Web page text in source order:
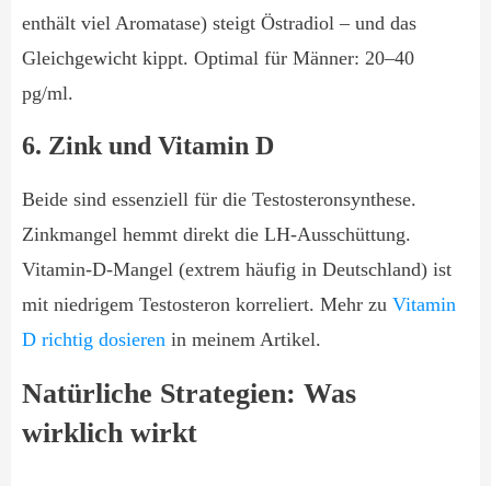
enthält viel Aromatase) steigt Östradiol – und das
Gleichgewicht kippt. Optimal für Männer: 20–40
pg/ml.
6. Zink und Vitamin D
Beide sind essenziell für die Testosteronsynthese.
Zinkmangel hemmt direkt die LH-Ausschüttung.
Vitamin-D-Mangel (extrem häufig in Deutschland) ist
mit niedrigem Testosteron korreliert. Mehr zu Vitamin
D richtig dosieren in meinem Artikel.
Natürliche Strategien: Was
wirklich wirkt